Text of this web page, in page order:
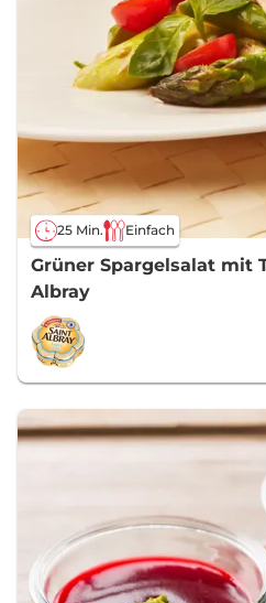
25 Min. Einfach
Grüner Spargelsalat mit
Albray